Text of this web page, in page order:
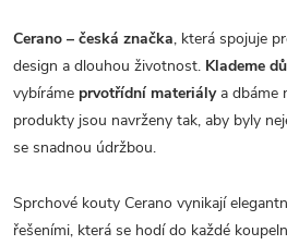
Cerano – česká značka, která spojuje
design a dlouhou životnost. Klademe
vybíráme prvotřídní materiálya dbáme
produkty jsou navrženy tak, aby byly
se snadnou údržbou.
Sprchové kouty Cerano vynikají
řešeními, která se hodí do každé